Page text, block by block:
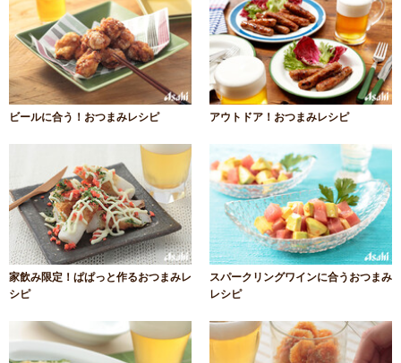
ビールに合う！おつまみレシピ アウトドア！おつまみレシピ
家飲み限定！ぱぱっと作るおつまみレ
シピ
スパークリングワインに合うおつまみ
レシピ